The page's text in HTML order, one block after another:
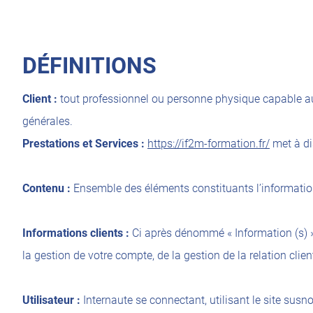
DÉFINITIONS
Client : tout professionnel ou personne physique capable
générales.
Prestations et Services : https://if2m-formation.fr/ met à
Contenu : Ensemble des éléments constituants
Informations clients : Ci après dénommé « Information (s)
la gestion de votre compte, de la gestion de la relation
Utilisateur : Internaute se connectant, utilisant le site